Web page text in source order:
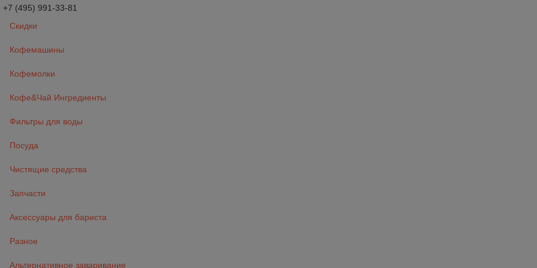
+7 (495) 991-33-81
Скидки
Кофемашины
Кофемолки
Кофе&Чай Ингредиенты
Фильтры для воды
Посуда
Чистящие средства
Запчасти
Аксессуары для бариста
Разное
Альтернативное заваривание